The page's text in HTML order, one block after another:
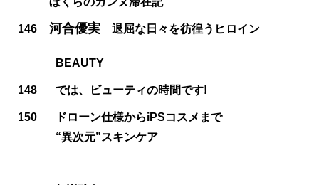
146 河合優実 退屈な日々を彷徨うヒロイン
BEAUTY
148 では、ビューティの時間です!
150
ドローン仕様からiPSコスメまで
“異次元”スキンケア